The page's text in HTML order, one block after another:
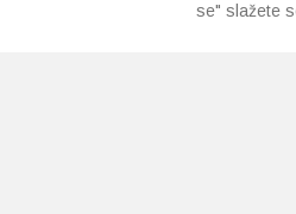
se" slažete